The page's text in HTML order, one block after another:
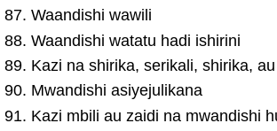
Waandishi wawili
Waandishi watatu hadi ishirini
Kazi na shirika, serikali, shirika,
Mwandishi asiyejulikana
Kazi mbili au zaidi na mwandishi